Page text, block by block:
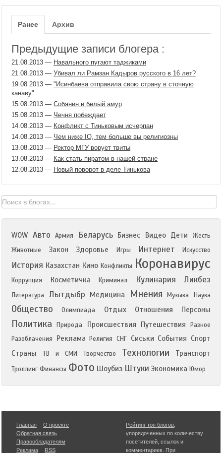
Ранее Архив
Предыдущие записи блогера :
21.08.2013 — Навального пугают таджиками
21.08.2013 — Убивал ли Рамзан Кадыров русского в 16 лет?
19.08.2013 — "Исинбаева отправила свою страну в сточную
канаву"
15.08.2013 — Собянин и белый амур
15.08.2013 — Чечня побеждает
14.08.2013 — Конфликт с Тиньковым исчерпан
14.08.2013 — Чем ниже IQ, тем больше вы религиозны
13.08.2013 — Ректор МГУ ворует твиты
13.08.2013 — Как стать пиратом в нашей стране
12.08.2013 — Новый поворот в деле Тинькова
WOW Авто Армия Беларусь Бизнес Видео Дети
Жесть
Животные
Закон Здоровье Игры Интернет Искусство
История Казахстан Кино Конфликты Коронавирус
Коррупция Косметичка Криминал Кулинария Ликбез
Литература Лытдыбр Медицина Мнения Музыка Наука
Общество Олимпиада Отдых Отношения Персоны
Политика Природа Происшествия Путешествия
Разное
Разоблачения
Реклама Религия СНГ Сиськи События Спорт
Страны
ТВ и СМИ Творчество Технологии Транспорт
Троллинг Финансы Фото Шоубиз Штуки Экономика Юмор
Главная
О проекте
Обратная связь
Правообладателям
Реклама
RSS
Рейтинг топ блогов
упорядоченных по количеству
посетителей, ссылок и
комментариев. При